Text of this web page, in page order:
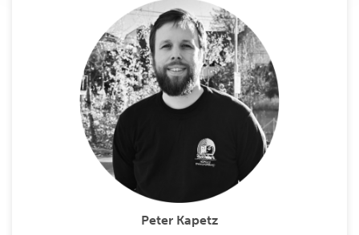
Peter Kapetz